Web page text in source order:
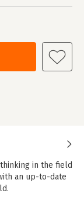
in the field
an up-to-date